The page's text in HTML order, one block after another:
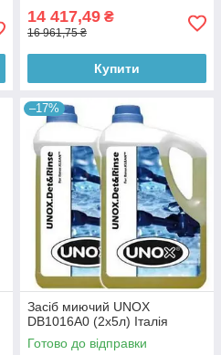
14 417,49 ₴
16 961,75 ₴
Купити
–17%
Засіб миючий UNOX
DB1016A0 (2х5л) Італія
Готово до відправки